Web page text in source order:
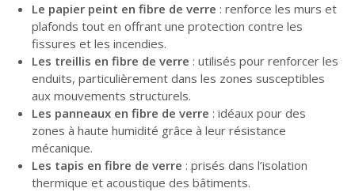
Le papier peint en fibre de verre : renforce les murs et
plafonds tout en offrant une protection contre les
fissures et les incendies.
Les treillis en fibre de verre : utilisés pour renforcer les
enduits, particulièrement dans les zones susceptibles
aux mouvements structurels.
Les panneaux en fibre de verre : idéaux pour des
zones à haute humidité grâce à leur résistance
mécanique.
Les tapis en fibre de verre : prisés dans l’isolation
thermique et acoustique des bâtiments.